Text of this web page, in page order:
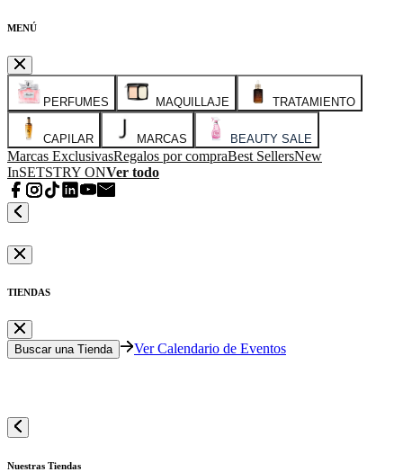
MENÚ
PERFUMES MAQUILLAJE TRATAMIENTO
CAPILAR MARCAS BEAUTY SALE
Marcas ExclusivasRegalos por compraBest SellersNew
InSETSTRY ONVer todo
TIENDAS
Buscar una Tienda Ver Calendario de Eventos
Nuestras Tiendas